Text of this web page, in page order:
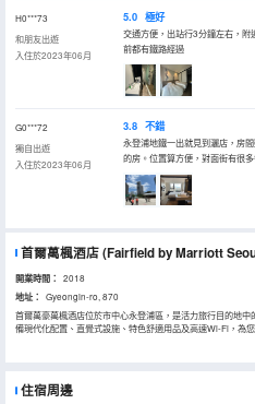
H0***73
和朋友出遊
入住於2023年06月
5.0 極好
交通方便，出站行3分鐘左右，
前都有鐵路經過
G0***72
獨自出遊
入住於2023年06月
3.8 不錯
永登浦地鐵一出就見到灑店，房
的房。位置算方便，對面街有很
首爾萬楓酒店(Fairfield by Marriott
開業時間： 2018
地址：
Gyeongin-ro, 870
首爾萬豪萬楓酒店位於市中心永登浦區，是活力旅行目的地
備現代化配置、直覺式設施、特色舒適用品及高速Wi-Fi，為
方便您前往明洞、梨泰院等知名街區。盡情探索城市風情後
享酣暢淋漓的鍛鍊體驗。我們的永登浦區酒店位於首爾市中
住宿周邊